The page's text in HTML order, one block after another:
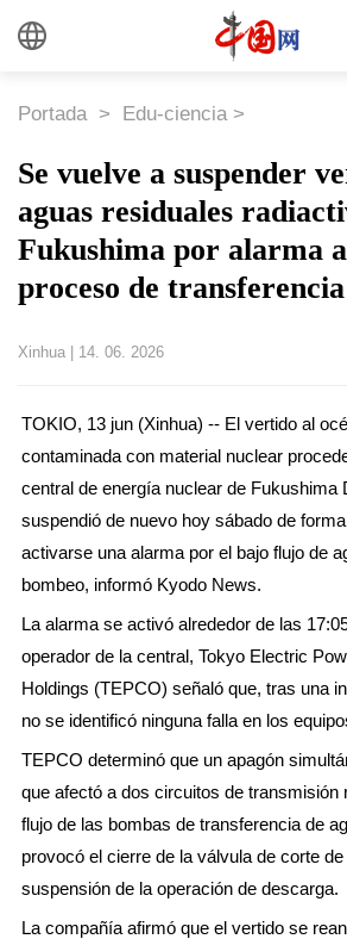
Portada > Edu-ciencia >
Se vuelve a suspender
aguas residuales
Fukushima por alarma
proceso de transferencia
Xinhua 14. 06. 2026
TOKIO, 13 jun (Xinhua) -- El vertido al
contaminada con material nuclear
central de energía nuclear de Fukushima
suspendió de nuevo hoy sábado de
activarse una alarma por el bajo flujo de
bombeo, informó Kyodo News.
La alarma se activó alrededor de las
operador de la central, Tokyo Electric
Holdings (TEPCO) señaló que, tras una
no se identificó ninguna falla en los
TEPCO determinó que un apagón
que afectó a dos circuitos de transmisión
flujo de las bombas de transferencia de
provocó el cierre de la válvula de corte
suspensión de la operación de descarga.
La compañía afirmó que el vertido se